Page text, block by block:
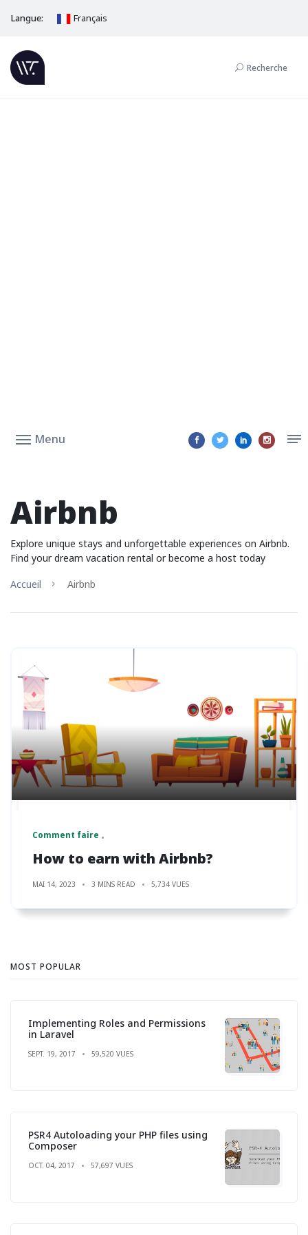
Langue: Français
Recherche
Menu
Airbnb
Explore unique stays and unforgettable experiences on Airbnb.
Find your dream vacation rental or become a host today
Accueil
Airbnb
Comment faire
How to earn with Airbnb?
MAI 14, 2023 3 MINS READ 5,734 VUES
MOST POPULAR
Implementing Roles and Permissions
in Laravel
SEPT. 19, 2017 59,520 VUES
PSR4 Autoloading your PHP files using
Composer
OCT. 04, 2017 57,697 VUES